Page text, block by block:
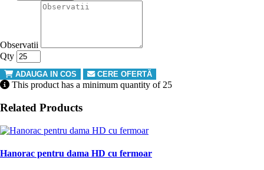
Observatii
Qty
ADAUGA IN COS CERE OFERTĂ
This product has a minimum quantity of 25
Related Products
Hanorac pentru dama HD cu fermoar